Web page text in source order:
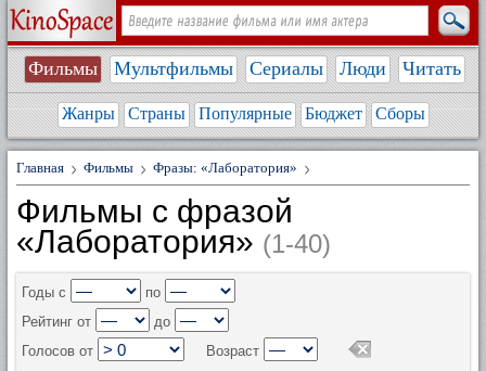
Фильмы Мультфильмы Сериалы Люди Читать
Жанры Страны Популярные Бюджет Сборы
Главная Фильмы Фразы: «Лаборатория»
Фильмы с фразой
«Лаборатория» (1-40)
Годы с
по
Рейтинг от
до
Голосов от
Возраст